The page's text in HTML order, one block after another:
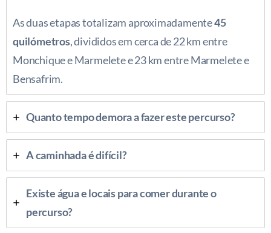
As duas etapas totalizam aproximadamente45
quilómetros, divididos em cerca de 22 km entre
Monchique e Marmelete e 23 km entre Marmelete e
Bensafrim.
Quanto tempo demora a fazer este percurso?
A caminhada é difícil?
Existe água e locais para comer durante o
percurso?